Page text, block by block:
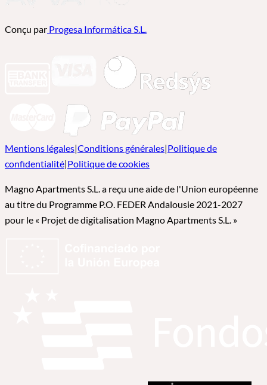
Conçu par Progesa Informática S.L.
Mentions légales|Conditions générales|Politique de
confidentialité|Politique de cookies
Magno Apartments S.L. a reçu une aide de l'Union européenne
au titre du Programme P.O. FEDER Andalousie 2021-2027
pour le « Projet de digitalisation Magno Apartments S.L. »